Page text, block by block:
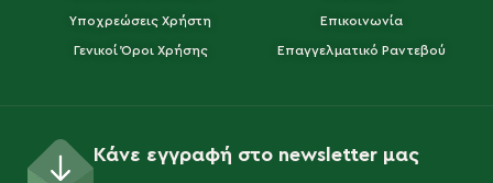
Υποχρεώσεις Χρήστη
Γενικοί Όροι Χρήσης
Επικοινωνία
Επαγγελματικό Ραντεβού
Κάνε εγγραφή στο newsletter μας